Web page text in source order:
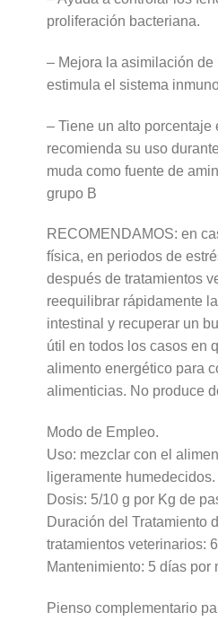
proliferación bacteriana.
– Mejora la asimilación de
estimula el sistema
– Tiene un alto porcentaje
recomienda su uso
muda como fuente de
grupo B
RECOMENDAMOS: en
física, en periodos de
después de tratamientos
reequilibrar rápidamente
intestinal y recuperar un
útil en todos los casos en
alimento energético para
alimenticias. No produce
Modo de Empleo.
Uso: mezclar con el
ligeramente humedecidos.
Dosis: 5/10 g por Kg de
Duración del Tratamiento
tratamientos veterinarios:
Mantenimiento: 5 días por
Pienso complementario